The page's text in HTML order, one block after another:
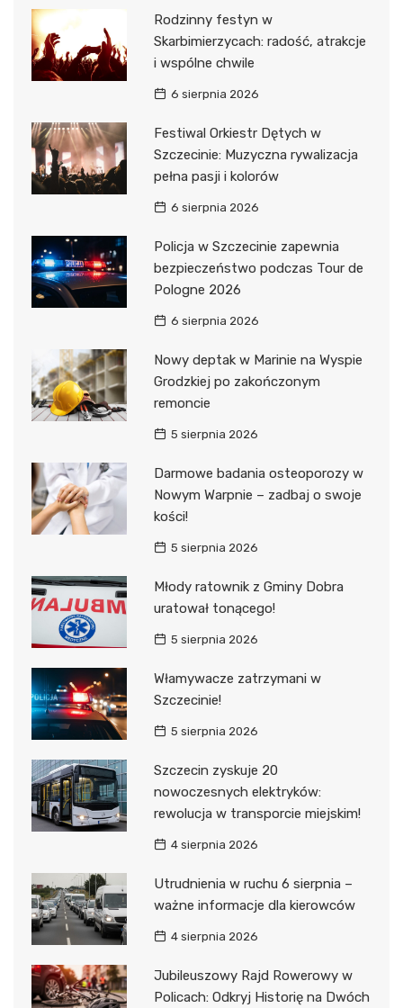
Rodzinny festyn w
Skarbimierzycach: radość, atrakcje
i wspólne chwile
6 sierpnia 2026
Festiwal Orkiestr Dętych w
Szczecinie: Muzyczna rywalizacja
pełna pasji i kolorów
6 sierpnia 2026
Policja w Szczecinie zapewnia
bezpieczeństwo podczas Tour de
Pologne 2026
6 sierpnia 2026
Nowy deptak w Marinie na Wyspie
Grodzkiej po zakończonym
remoncie
5 sierpnia 2026
Darmowe badania osteoporozy w
Nowym Warpnie – zadbaj o swoje
kości!
5 sierpnia 2026
Młody ratownik z Gminy Dobra
uratował tonącego!
5 sierpnia 2026
Włamywacze zatrzymani w
Szczecinie!
5 sierpnia 2026
Szczecin zyskuje 20
nowoczesnych elektryków:
rewolucja w transporcie miejskim!
4 sierpnia 2026
Utrudnienia w ruchu 6 sierpnia –
ważne informacje dla kierowców
4 sierpnia 2026
Jubileuszowy Rajd Rowerowy w
Policach: Odkryj Historię na Dwóch